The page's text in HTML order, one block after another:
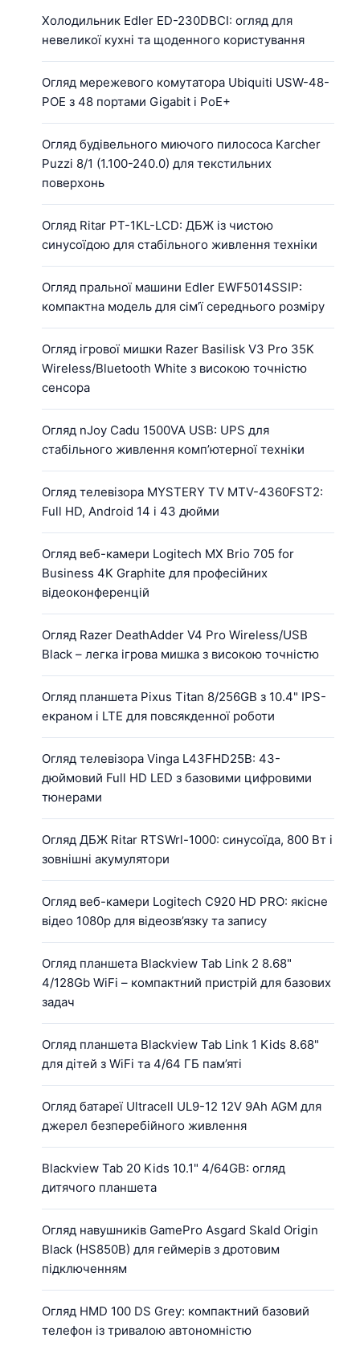
Холодильник Edler ED-230DBCI: огляд для
невеликої кухні та щоденного користування
Огляд мережевого комутатора Ubiquiti USW-48-
POE з 48 портами Gigabit і PoE+
Огляд будівельного миючого пилососа Karcher
Puzzi 8/1 (1.100-240.0) для текстильних
поверхонь
Огляд Ritar PT-1KL-LCD: ДБЖ із чистою
синусоїдою для стабільного живлення техніки
Огляд пральної машини Edler EWF5014SSIP:
компактна модель для сім’ї середнього розміру
Огляд ігрової мишки Razer Basilisk V3 Pro 35K
Wireless/Bluetooth White з високою точністю
сенсора
Огляд nJoy Cadu 1500VA USB: UPS для
стабільного живлення комп’ютерної техніки
Огляд телевізора MYSTERY TV MTV-4360FST2:
Full HD, Android 14 і 43 дюйми
Огляд веб-камери Logitech MX Brio 705 for
Business 4K Graphite для професійних
відеоконференцій
Огляд Razer DeathAdder V4 Pro Wireless/USB
Black – легка ігрова мишка з високою точністю
Огляд планшета Pixus Titan 8/256GB з 10.4" IPS-
екраном і LTE для повсякденної роботи
Огляд телевізора Vinga L43FHD25B: 43-
дюймовий Full HD LED з базовими цифровими
тюнерами
Огляд ДБЖ Ritar RTSWrl-1000: синусоїда, 800 Вт і
зовнішні акумулятори
Огляд веб-камери Logitech C920 HD PRO: якісне
відео 1080p для відеозв’язку та запису
Огляд планшета Blackview Tab Link 2 8.68"
4/128Gb WiFi – компактний пристрій для базових
задач
Огляд планшета Blackview Tab Link 1 Kids 8.68"
для дітей з WiFi та 4/64 ГБ пам’яті
Огляд батареї Ultracell UL9-12 12V 9Ah AGM для
джерел безперебійного живлення
Blackview Tab 20 Kids 10.1" 4/64GB: огляд
дитячого планшета
Огляд навушників GamePro Asgard Skald Origin
Black (HS850B) для геймерів з дротовим
підключенням
Огляд HMD 100 DS Grey: компактний базовий
телефон із тривалою автономністю